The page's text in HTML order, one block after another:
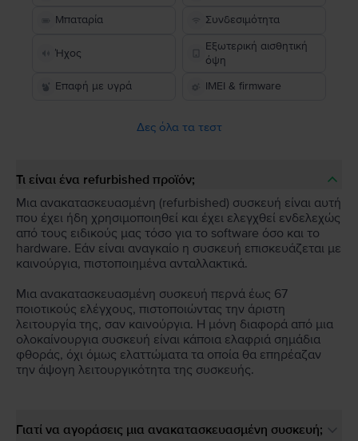
Μπαταρία Συνδεσιμότητα
Ήχος
Εξωτερική αισθητική
όψη
Επαφή με υγρά
IMEI & firmware
Δες όλα τα τεστ
Τι είναι ένα refurbished προϊόν;
Μια ανακατασκευασμένη (refurbished) συσκευή είναι αυτή
που έχει ήδη χρησιμοποιηθεί και έχει ελεγχθεί ενδελεχώς
από τους ειδικούς μας τόσο για το software όσο και το
hardware. Εάν είναι αναγκαίο η συσκευή επισκευάζεται με
καινούργια, πιστοποιημένα ανταλλακτικά.
Μια ανακατασκευασμένη συσκευή περνά έως 67
ποιοτικούς ελέγχους, πιστοποιώντας την άριστη
λειτουργία της, σαν καινούργια. Η μόνη διαφορά από μια
ολοκαίνουργια συσκευή είναι κάποια ελαφριά σημάδια
φθοράς, όχι όμως ελαττώματα τα οποία θα επηρέαζαν
την άψογη λειτουργικότητα της συσκευής.
Γιατί να αγοράσεις μια ανακατασκευασμένη συσκευή;